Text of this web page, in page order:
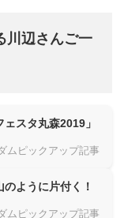
川辺さんご一
スタ丸森2019」
ムピックアップ記事
ように片付く！
ムピックアップ記事